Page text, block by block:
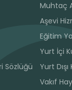
Sözlüğü
Muhtaç
Aşevi
Eğitim
Yurt İçi
Yurt
Vakıf